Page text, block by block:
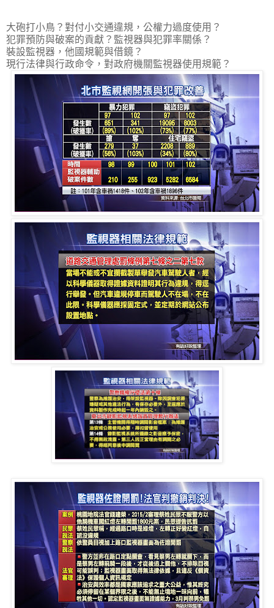
大砲打小鳥？對付小交通違規，公權力過度使用？
犯罪預防與破案的貢獻？監視器與犯罪率關係？
裝設監視器，他國規範與借鏡？
現行法律與行政命令，對政府機關監視器使用規範？